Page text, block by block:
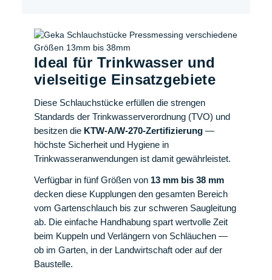
Ideal für Trinkwasser und
vielseitige Einsatzgebiete
Diese Schlauchstücke erfüllen die strengen
Standards der Trinkwasserverordnung (TVO) und
besitzen die KTW-A/W-270-Zertifizierung —
höchste Sicherheit und Hygiene in
Trinkwasseranwendungen ist damit gewährleistet.
Verfügbar in fünf Größen von 13 mm bis 38 mm
decken diese Kupplungen den gesamten Bereich
vom Gartenschlauch bis zur schweren Saugleitung
ab. Die einfache Handhabung spart wertvolle Zeit
beim Kuppeln und Verlängern von Schläuchen —
ob im Garten, in der Landwirtschaft oder auf der
Baustelle.